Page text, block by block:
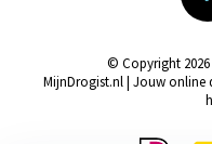
© Copyright 2026
MijnDrogist.nl | Jouw